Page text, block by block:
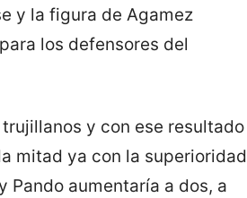
y la figura de Agamez
los defensores del
y con ese resultado
mitad ya con la superioridad
Pando aumentaría a dos, a